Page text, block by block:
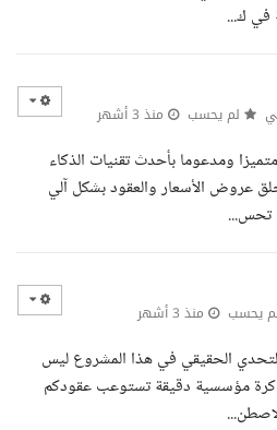
في ك...
لم يحسب منذ 3 أشهر
ومدعوما بأحدث تقنيات الذكاء
عروض الأسعار والعقود بشكل آلي
تحس...
يحسب منذ 3 أشهر
الحقيقي في هذا المشروع ليس
مؤسسية دقيقة تستوعب عقودكم